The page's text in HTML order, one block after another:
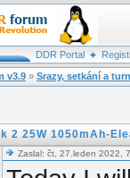
DDR Portal
v3.9 » Srazy, setkání a
2 25W 1050mAh-
Zaslal: čt, 27.leden 2022,